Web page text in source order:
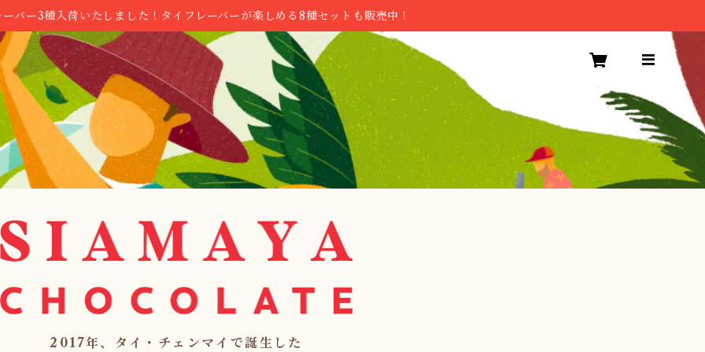
ーバー3種入荷いたしました！タイフレーバーが楽しめる8種セットも販売中！
2017年、タイ・チェンマイで誕生した